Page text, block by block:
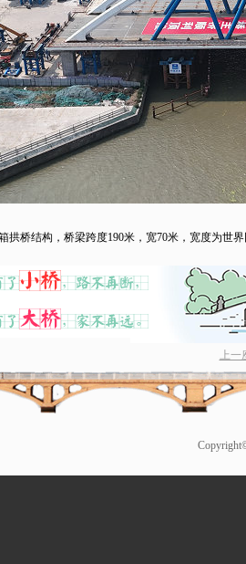
桥结构，桥梁跨度190米，宽70米，宽度为世界
上一